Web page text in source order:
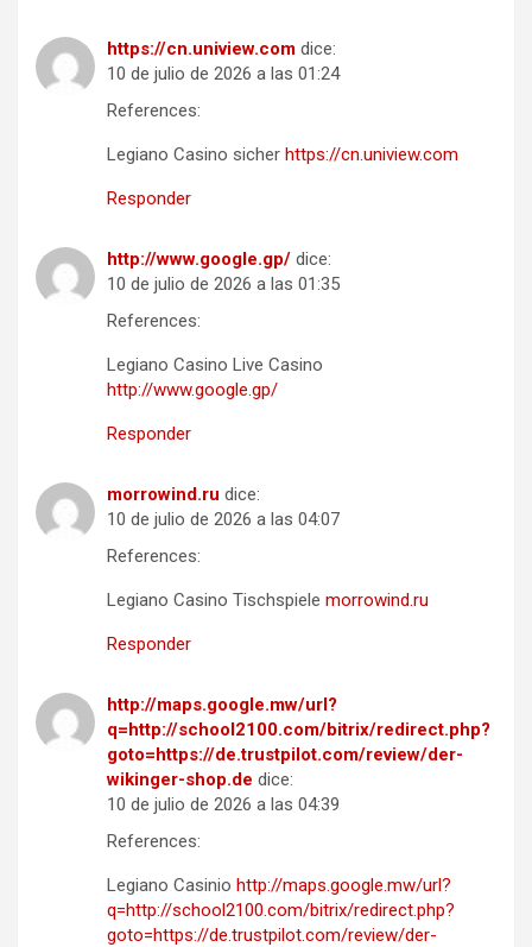
https://cn.uniview.com dice:
10 de julio de 2026 a las 01:24
References:
Legiano Casino sicher https://cn.uniview.com
Responder
http://www.google.gp/ dice:
10 de julio de 2026 a las 01:35
References:
Legiano Casino Live Casino
http://www.google.gp/
Responder
morrowind.ru dice:
10 de julio de 2026 a las 04:07
References:
Legiano Casino Tischspiele morrowind.ru
Responder
http://maps.google.mw/url?
q=http://school2100.com/bitrix/redirect.php?
goto=https://de.trustpilot.com/review/der-
wikinger-shop.de dice:
10 de julio de 2026 a las 04:39
References:
Legiano Casinio http://maps.google.mw/url?
q=http://school2100.com/bitrix/redirect.php?
goto=https://de.trustpilot.com/review/der-